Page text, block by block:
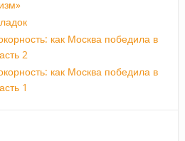
как Москва победила в
2
как Москва победила в
1